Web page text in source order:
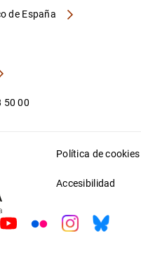
de España
50 00
Política de cookies
Accesibilidad
YoutubeFlickrInstagram
Bluesky